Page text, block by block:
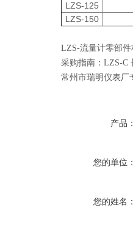
LZS-125
LZS-150
LZS-流量计零部件
采购指南： LZS-C
常州市瑞明仪表厂
产品：
您的单位：
您的姓名：